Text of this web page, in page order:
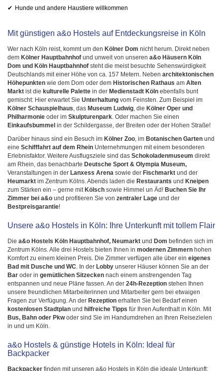
Hunde und andere Haustiere willkommen
Mit günstigen a&o Hostels auf Entdeckungsreise in Köln
Wer nach Köln reist, kommt um den Kölner Dom nicht herum. Direkt neben
dem Kölner Hauptbahnhof und unweit von unseren a&o Häusern Köln
Dom und Köln Hauptbahnhof steht die meist besuchte Sehenswürdigkeit
Deutschlands mit einer Höhe von ca. 157 Metern. Neben architektonischen
Höhepunkten wie dem Dom oder dem Historischen Rathaus am Alten
Markt ist die kulturelle Palette in der Medienstadt Köln ebenfalls bunt
gemischt: Hier erwartet Sie Unterhaltung vom Feinsten. Zum Beispiel im
Kölner Schauspielhaus, das Museum Ludwig, die Kölner Oper und
Philharmonie oder im Skulpturenpark. Oder machen Sie einen
Einkaufsbummel in der Schildergasse, der Breiten oder der Hohen Straße!
Darüber hinaus sind ein Besuch im Kölner Zoo, im Botanischen Garten und
eine Schifffahrt auf dem Rhein Unternehmungen mit einem besonderen
Erlebnisfaktor. Weitere Ausflugsziele sind das Schokoladenmuseum direkt
am Rhein, das benachbarte Deutsche Sport & Olympia Museum,
Veranstaltungen in der Lanxess Arena sowie der Fischmarkt und der
Heumarkt im Zentrum Kölns. Abends laden die Restaurants und Kneipen
zum Stärken ein – gerne mitKölsch sowie Himmel un Äd! Buchen Sie Ihr
Zimmer bei a&o und profitieren Sie von zentraler Lage und der
Bestpreisgarantie!
Unsere a&o Hostels in Köln: Ihre Unterkunft mit tollem Flair
Die a&o Hostels Köln Hauptbahnhof, Neumarkt und Dom befinden sich im
Zentrum Kölns. Alle drei Hostels bieten Ihnen in modernen Zimmern hohen
Komfort zu einem kleinen Preis. Die Zimmer verfügen alle über ein eigenes
Bad mit Dusche und WC. In der Lobby unserer Häuser können Sie an der
Bar oder in gemütlichen Sitzecken nach einem anstrengenden Tag
entspannen und neue Pläne fassen. An der 24h-Rezeption stehen Ihnen
unsere freundlichen Mitarbeiterinnen und Mitarbeiter gern bei etwaigen
Fragen zur Verfügung. An der Rezeption erhalten Sie bei Bedarf einen
kostenlosen Stadtplan und hilfreiche Tipps für Ihren Aufenthalt in Köln. Mit
Bus, Bahn oder Pkwoder sind Sie im Handumdrehen an Ihren Reisezielen
in und um Köln.
a&o Hostels & günstige Hotels in Köln: Ideal für
Backpacker
Backpacker finden mit unseren a&o Hostels in Köln die ideale Unterkunft: